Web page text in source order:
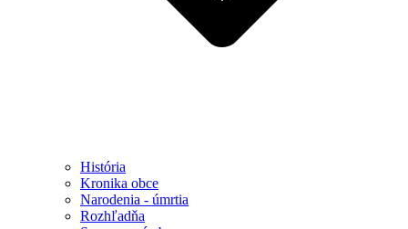
História
Kronika obce
Narodenia - úmrtia
Rozhľadňa